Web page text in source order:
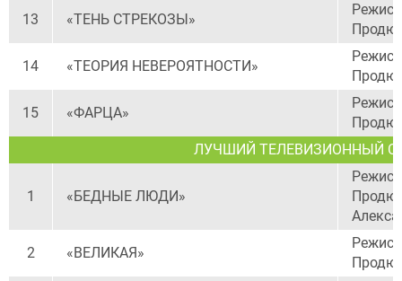
13 «ТЕНЬ СТРЕКОЗЫ»
14 «ТЕОРИЯ НЕВЕРОЯТНОСТИ»
15 «ФАРЦА»
ЛУЧШИЙ ТЕЛЕВИЗИОННЫЙ
1 «БЕДНЫЕ ЛЮДИ»
2 «ВЕЛИКАЯ»